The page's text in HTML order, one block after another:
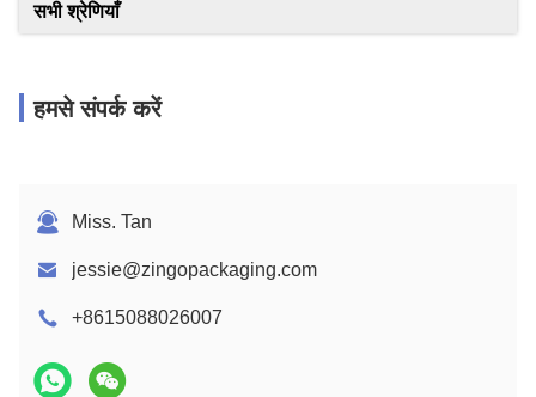
सभी श्रेणियाँ
हमसे संपर्क करें
Miss. Tan
jessie@zingopackaging.com
+8615088026007